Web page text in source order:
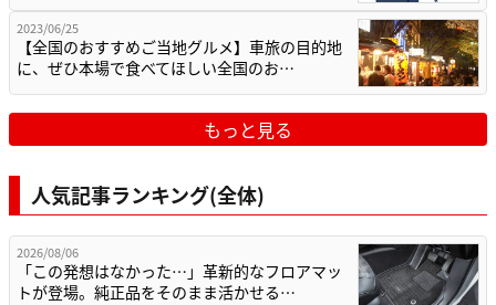
2023/06/25
【全国のおすすめご当地グルメ】車旅の目的地
に、ぜひ本場で食べてほしい全国のお…
もっと見る
人気記事ランキング(全体)
2026/08/06
「この発想はなかった…」革新的なフロアマッ
トが登場。純正品をそのまま活かせる…